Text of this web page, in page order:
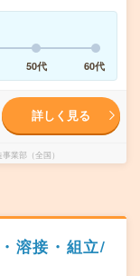
50代 60代
詳しく見る
業部（全国）
溶接・組立/